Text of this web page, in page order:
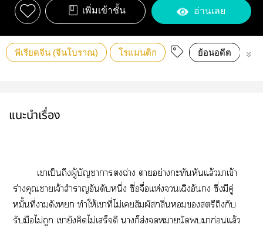
เพิ่มเข้าชั้น อ่านเลย
พีเรียดจีน (จีนโบราณ) โรแมนติก ย้อนอดีต
แนะนำเรื่อง
เาเป็นถึงผู้บัญชาาฉ่าง าอย่างะทันหันแล้วาเข้า
ร่างคุณาเจ้าสำราญอันดับหนึ่ง ซื่อจื่อแห่งเฉิงอัง ซึ่งมีคู่
หมั้นที่าดัง ทำให้เาที่ไม่เสัมผัสกลิ่นสตรีถึงกับ
รับมือไม่ถูก เายังคิดไม่เสร็จดี าก็ส่งานัดมาก่อนแล้ว